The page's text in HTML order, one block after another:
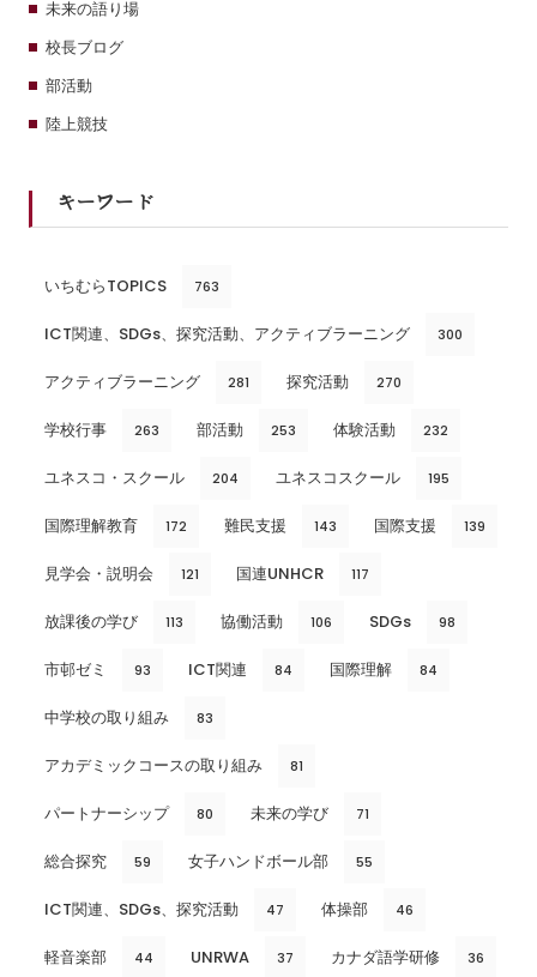
未来の語り場
校長ブログ
部活動
陸上競技
キーワード
いちむらTOPICS 763
ICT関連、SDGs、探究活動、アクティブラーニング 300
アクティブラーニング 281 探究活動 270
学校行事 263 部活動 253 体験活動 232
ユネスコ・スクール 204 ユネスコスクール 195
国際理解教育 172 難民支援 143 国際支援 139
見学会・説明会 121 国連UNHCR 117
放課後の学び 113 協働活動 106 SDGs 98
市邨ゼミ 93 ICT関連 84 国際理解 84
中学校の取り組み 83
アカデミックコースの取り組み 81
パートナーシップ 80 未来の学び 71
総合探究 59 女子ハンドボール部 55
ICT関連、SDGs、探究活動 47 体操部 46
軽音楽部 44 UNRWA 37 カナダ語学研修 36